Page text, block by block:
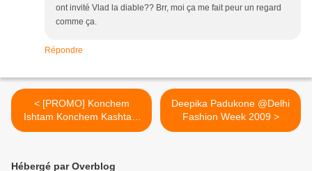
ont invité Vlad la diable?? Brr, moi ça me fait peur un regard
comme ça.
Répondre
< [PROMO] Konchem
Ishtam Konchem Kashtam
avec Siddharth
Deepika Padukone @Delhi
Fashion Week 2009 >
Hébergé par Overblog